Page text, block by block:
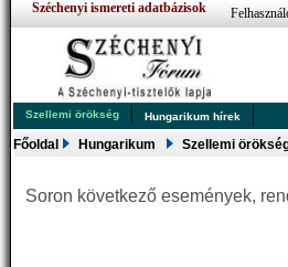
Széchenyi ismereti adatbázisok
Szellemi örökség Hungarikum hírek
Főoldal Hungarikum Szellemi
Soron következő események,